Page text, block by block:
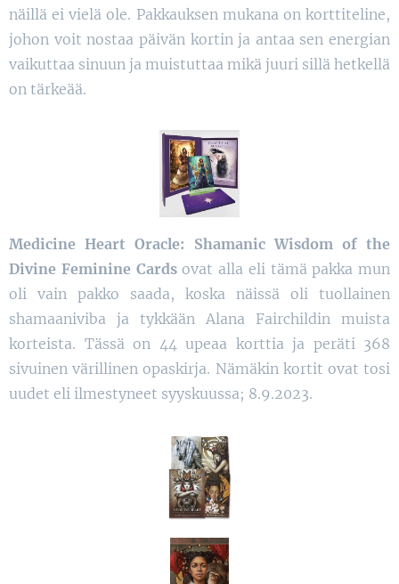
näillä ei vielä ole. Pakkauksen mukana on korttiteline,
johon voit nostaa päivän kortin ja antaa sen energian
vaikuttaa sinuun ja muistuttaa mikä juuri sillä hetkellä
on tärkeää.
Medicine Heart Oracle: Shamanic Wisdom of the
Divine Feminine Cardsovat alla eli tämä pakka mun
oli vain pakko saada, koska näissä oli tuollainen
shamaaniviba ja tykkään Alana Fairchildin muista
korteista. Tässä on 44 upeaa korttia ja peräti 368
sivuinen värillinen opaskirja. Nämäkin kortit ovat tosi
uudet eli ilmestyneet syyskuussa; 8.9.2023.